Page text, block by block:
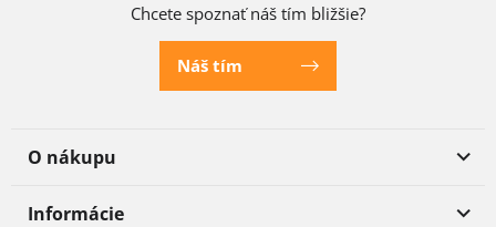
Chcete spoznať náš tím bližšie?
Náš tím
O nákupu
Informácie